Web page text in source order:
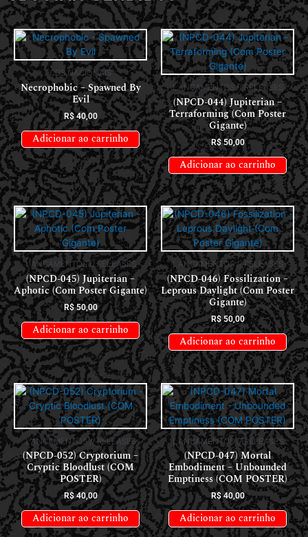
CDS NACIONAIS
Necrophobic – Spawned By
Evil
R$40,00
Adicionar ao carrinho
LANÇAMENTOS // RELEASES
(NPCD-044) Jupiterian –
Terraforming (Com Poster
Gigante)
R$50,00
Adicionar ao carrinho
LANÇAMENTOS // RELEASES
(NPCD-045) Jupiterian –
Aphotic (Com Poster Gigante)
R$50,00
Adicionar ao carrinho
LANÇAMENTOS // RELEASES
(NPCD-046) Fossilization –
Leprous Daylight (Com Poster
Gigante)
R$50,00
Adicionar ao carrinho
LANÇAMENTOS // RELEASES
(NPCD-052) Cryptorium –
Cryptic Bloodlust (COM
POSTER)
R$40,00
Adicionar ao carrinho
LANÇAMENTOS // RELEASES
(NPCD-047) Mortal
Embodiment – Unbounded
Emptiness (COM POSTER)
R$40,00
Adicionar ao carrinho